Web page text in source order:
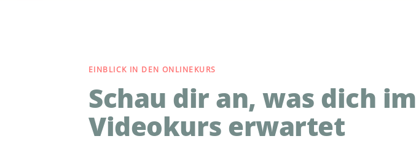
EINBLICK IN DEN ONLINEKURS
Schau dir an, was dich im
Videokurs erwartet